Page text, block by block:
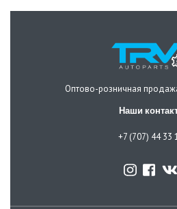
Оптово-розничная
Наши
+7 (707) 44 33